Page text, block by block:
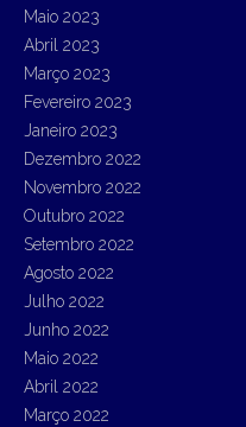
Maio 2023
Abril 2023
Março 2023
Fevereiro 2023
Janeiro 2023
Dezembro 2022
Novembro 2022
Outubro 2022
Setembro 2022
Agosto 2022
Julho 2022
Junho 2022
Maio 2022
Abril 2022
Março 2022